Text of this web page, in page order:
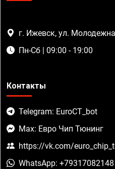
г. Ижевск, ул.
Пн-Сб | 09:00 - 19:00
Контакты
Telegram: EuroCT_bot
Max: Евро Чип Тюнинг
https://vk.com/
WhatsApp: +79317082148